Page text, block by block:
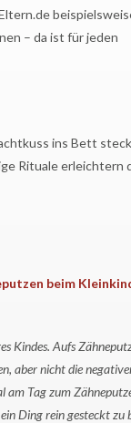
– da ist für jeden
ins Bett
Rituale erleichtern
beim
Kindes. Aufs
aber nicht die
am Tag zum
Ding rein gesteckt zu